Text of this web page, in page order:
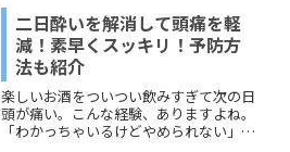
夫？？なんて心配になるママもいるじゃ
ないでしょうか。というこ...
二日酔いを解消して頭痛を軽
減！素早くスッキリ！予防方
法も紹介
楽しいお酒をついつい飲みすぎて次の日
頭が痛い。こんな経験、ありますよね。
「わかっちゃいるけどやめられない」と